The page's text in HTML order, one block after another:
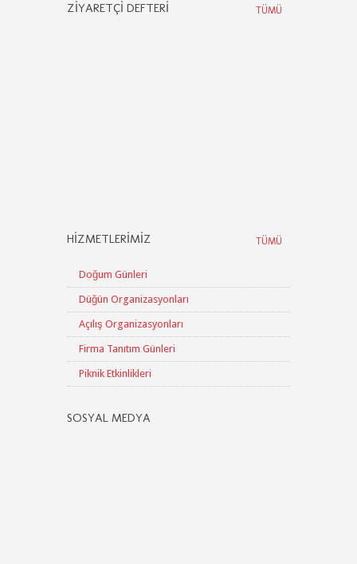
ZIYARETÇI DEFTERI TÜMÜ
HIZMETLERIMIZ TÜMÜ
Doğum Günleri
Düğün Organizasyonları
Açılış Organizasyonları
Firma Tanıtım Günleri
Piknik Etkinlikleri
SOSYAL MEDYA